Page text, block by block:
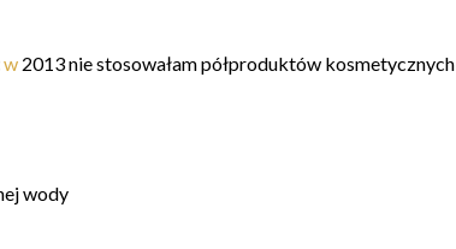
w 2013 nie stosowałam półproduktów kosmetycznych
wody